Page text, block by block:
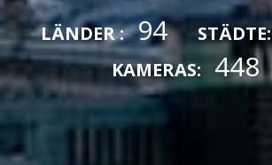
LÄNDER : 94 STÄDTE:
KAMERAS: 448